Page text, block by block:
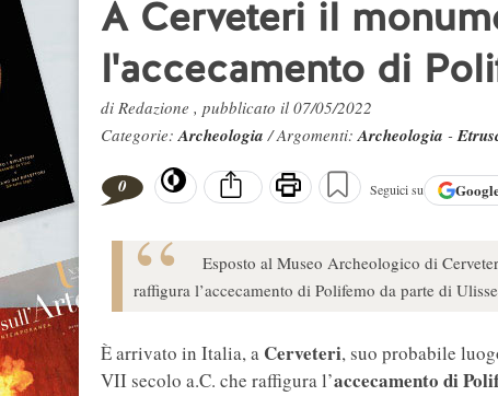
A Cerveteri il
l'accecamento di
di Redazione , pubblicato il 07/05/2022
Categorie:Archeologia/ Argomenti:Archeologia -
0 Seguici su
Esposto al Museo Archeologico di
raffigura l’accecamento di Polifemo da parte di
È arrivato in Italia, a Cerveteri, suo probabile
VII secolo a.C. che raffigura l’accecamento di